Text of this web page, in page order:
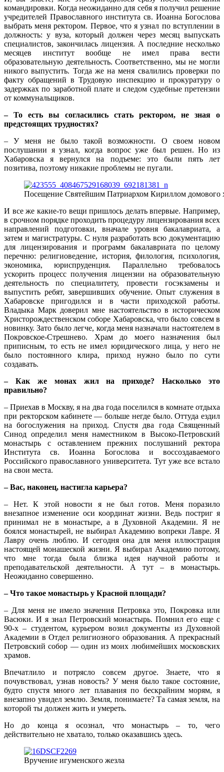
командировки. Когда неожиданно для себя я получил решение
учредителей Православного института св. Иоанна Богослова
выбрать меня ректором. Первое, что я узнал по вступлении в
должность: у вуза, который должен через месяц выпускать
специалистов, закончилась лицензия. А последние несколько
месяцев институт вообще не имел права вести
образовательную деятельность. Соответственно, мы не могли
никого выпустить. Тогда же на меня свалились проверки по
факту обращений в Трудовую инспекцию и прокуратуру о
задержках по заработной плате и следом судебные претензии
от коммунальщиков.
– То есть вы согласились стать ректором, не зная о
предстоящих трудностях?
– У меня не было такой возможности. О своем новом
послушании я узнал, когда вопрос уже был решен. Но из
Хабаровска я вернулся на подъеме: это были пять лет
позитива, поэтому никакие проблемы не пугали.
Посещение Святейшим Патриархом Кириллом домового
И все же какие-то вещи пришлось делать впервые. Например,
в срочном порядке проходить процедуру лицензирования всех
направлений подготовки, вначале уровня бакалавриата, а
затем и магистратуры. С нуля разработать всю документацию
для лицензирования и программ бакалавриата по целому
перечню: религиоведение, история, филология, психология,
экономика, юриспруденция. Параллельно требовалось
ускорить процесс получения лицензии на образовательную
деятельность по специалитету, провести госэкзамены и
выпустить ребят, завершивших обучение. Опыт служения в
Хабаровске пригодился и в части приходской работы.
Владыка Марк доверил мне настоятельство в историческом
Христорождественском соборе Хабаровска, что было совсем в
новинку. Зато было легче, когда меня назначали настоятелем в
Покровское-Стрешнево. Храм до моего назначения был
приписным, то есть не имел юридического лица, у него не
было постоянного клира, приход нужно было по сути
создавать.
– Как же монах жил на приходе? Насколько это
правильно?
– Приехав в Москву, я на два года поселился в комнате отдыха
при ректорском кабинете — больше негде было. Оттуда ездил
на богослужения на приход. Спустя два года Священный
Синод определил меня наместником в Высоко-Петровский
монастырь с оставлением прежних послушаний ректора
Института св. Иоанна Богослова и воссоздаваемого
Российского православного университета. Тут уже все встало
на свои места.
– Вас, наконец, настигла карьера?
– Нет. К этой новости я не был готов. Меня поразило
внезапное изменение оси координат жизни. Ведь постриг я
принимал не в монастыре, а в Духовной Академии. Я не
боялся монастырей, не выбирал Академию вопреки Лавре. Я
Лавру очень люблю. И сегодня она для меня иллюстрация
настоящей монашеской жизни. Я выбирал Академию потому,
что мне тогда была близка идея научной работы и
преподавательской деятельности. А тут – в монастырь.
Неожиданно совершенно.
– Что такое монастырь у Красной площади?
– Для меня не имело значения Петровка это, Покровка или
Васюки. И я знал Петровский монастырь. Помнил его еще с
90-х – студентом, курьером возил документы из Духовной
Академии в Отдел религиозного образования. А прекрасный
Петровский собор — один из моих любимейших московских
храмов.
Впечатлило и потрясло совсем другое. Знаете, что я
почувствовал, узнав новость? У меня было такое состояние,
будто спустя много лет плавания по бескрайним морям, я
внезапно увидел землю. Земля, понимаете? Та самая земля, на
которой ты должен жить и умереть.
Но до конца я осознал, что монастырь – то, чего
действительно не хватало, только оказавшись здесь.
Вручение игуменского жезла